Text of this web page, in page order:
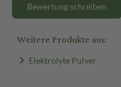
Bewertung schreiben
Weitere Produkte aus:
Elektrolyte Pulver